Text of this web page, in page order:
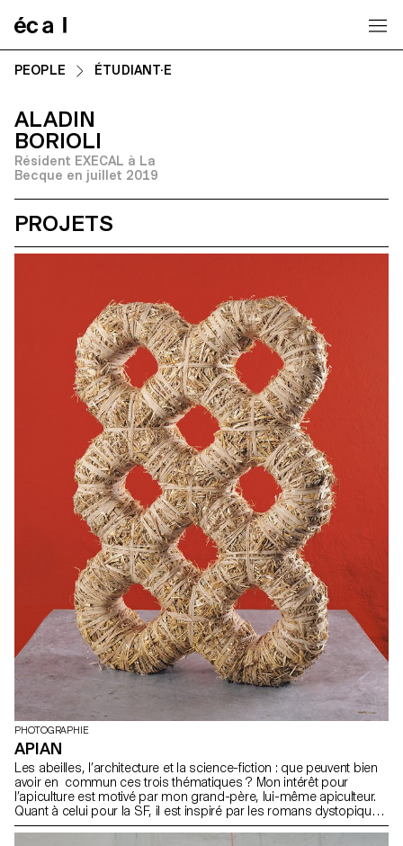
PEOPLE ÉTUDIANT·E
ALADIN
BORIOLI
Résident EXECAL à La
Becque en juillet 2019
PROJETS
PHOTOGRAPHIE
APIAN
Les abeilles, l’architecture et la science-fiction : que peuvent bien
avoir en commun ces trois thématiques ? Mon intérêt pour
l’apiculture est motivé par mon grand-père, lui-même apiculteur.
Quant à celui pour la SF, il est inspiré par les romans dystopiques
du 20e siècle décrivant des sociétés communautaires et